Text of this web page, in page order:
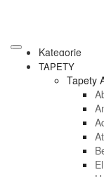
Kategorie
TAPETY
Tapety